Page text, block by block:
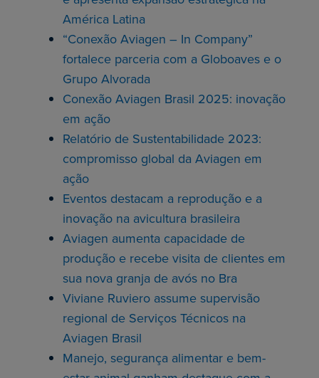
América Latina
“Conexão Aviagen – In Company”
fortalece parceria com a Globoaves e o
Grupo Alvorada
Conexão Aviagen Brasil 2025: inovação
em ação
Relatório de Sustentabilidade 2023:
compromisso global da Aviagen em
ação
Eventos destacam a reprodução e a
inovação na avicultura brasileira
Aviagen aumenta capacidade de
produção e recebe visita de clientes em
sua nova granja de avós no Bra
Viviane Ruviero assume supervisão
regional de Serviços Técnicos na
Aviagen Brasil
Manejo, segurança alimentar e bem-